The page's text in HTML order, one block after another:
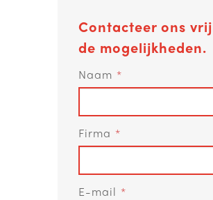
Contacteer ons
de mogelijkheden.
Naam
Firma
E-mail